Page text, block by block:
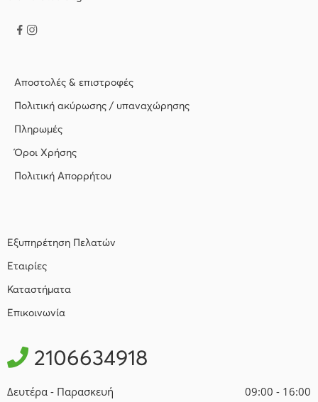
Αποστολές & επιστροφές
Πολιτική ακύρωσης / υπαναχώρησης
Πληρωμές
Όροι Χρήσης
Πολιτική Απορρήτου
Εξυπηρέτηση Πελατών
Εταιρίες
Καταστήματα
Επικοινωνία
2106634918
Δευτέρα - Παρασκευή 09:00 - 16:00